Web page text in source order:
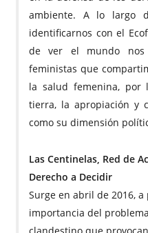
ambiente. A lo largo
identificarnos con el
de ver el mundo nos
feministas que
la salud femenina, por
tierra, la apropiación y
como su dimensión
Las Centinelas, Red de
Derecho a Decidir
Surge en abril de 2016,
importancia del